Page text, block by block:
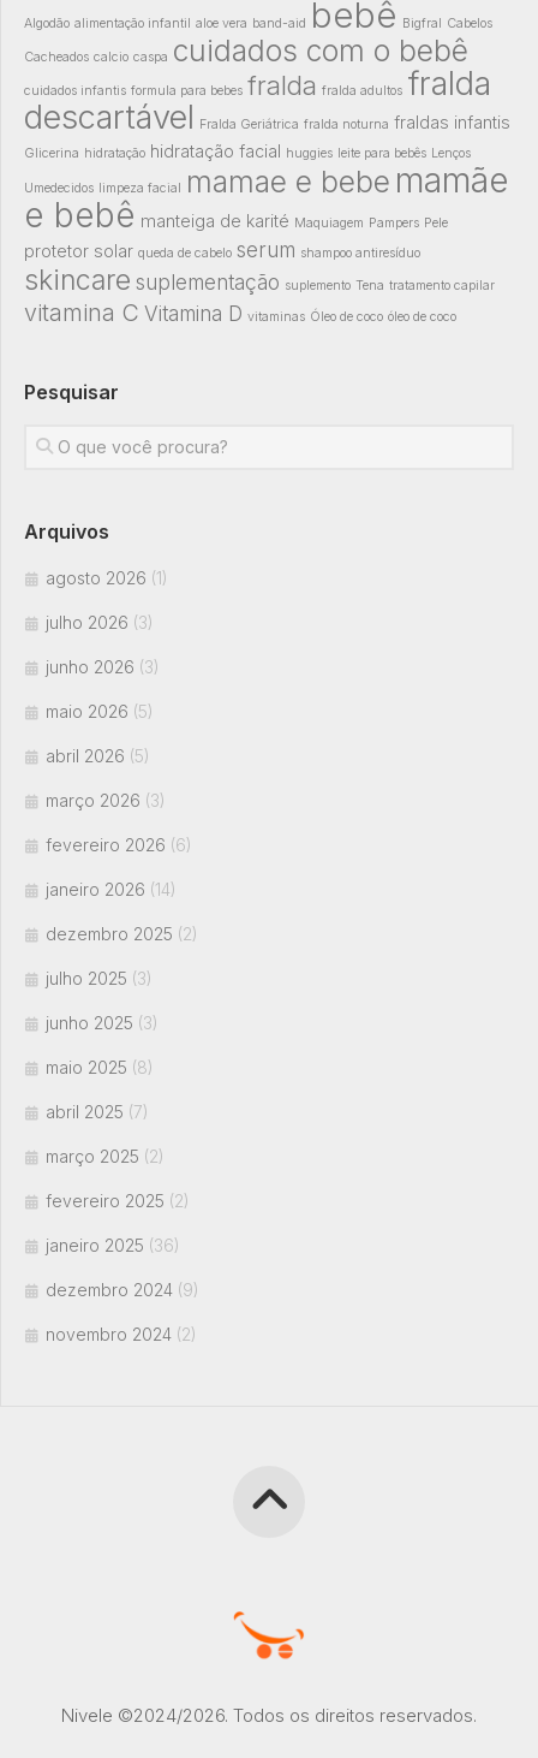
Algodão alimentação infantil aloe vera band-aid bebê Bigfral Cabelos
Cacheados calcio caspa cuidados com o bebê
cuidados infantis formula para bebes fralda fralda adultos fralda
descartável Fralda Geriátrica fralda noturna fraldas infantis
Glicerina hidratação hidratação facial huggies leite para bebês Lenços
Umedecidos limpeza facial mamae e bebe mamãe
e bebê manteiga de karité Maquiagem Pampers Pele
protetor solar queda de cabelo serum shampoo antiresíduo
skincare suplementação suplemento Tena tratamento capilar
vitamina C Vitamina D vitaminas Óleo de coco óleo de coco
Pesquisar
Arquivos
agosto 2026 (1)
julho 2026 (3)
junho 2026 (3)
maio 2026 (5)
abril 2026 (5)
março 2026 (3)
fevereiro 2026 (6)
janeiro 2026 (14)
dezembro 2025 (2)
julho 2025 (3)
junho 2025 (3)
maio 2025 (8)
abril 2025 (7)
março 2025 (2)
fevereiro 2025 (2)
janeiro 2025 (36)
dezembro 2024 (9)
novembro 2024 (2)
Nivele ©2024/2026. Todos os direitos reservados.